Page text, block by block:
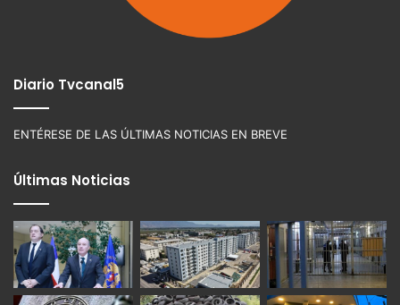
Diario Tvcanal5
ENTÉRESE DE LAS ÚLTIMAS NOTICIAS EN BREVE
Últimas Noticias